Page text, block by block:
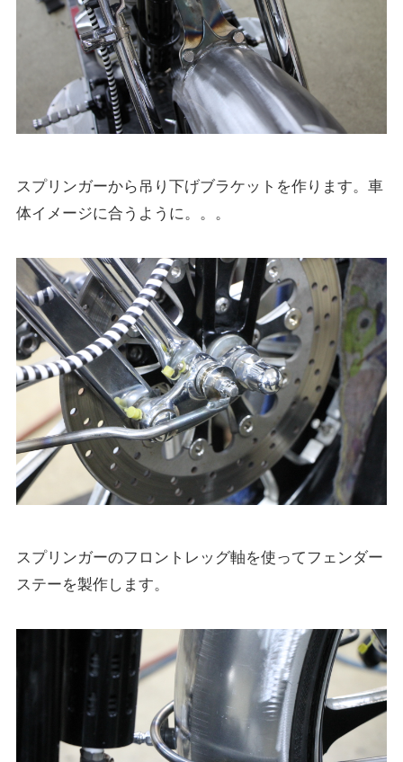
スプリンガーから吊り下げブラケットを作ります。車
体イメージに合うように。。。
スプリンガーのフロントレッグ軸を使ってフェンダー
ステーを製作します。